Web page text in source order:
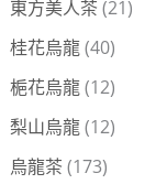
東方美人茶 (21)
桂花烏龍(40)
梔花烏龍(12)
梨山烏龍(12)
烏龍茶 (173)